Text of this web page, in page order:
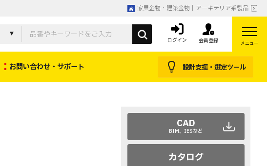
家具金物・建築金物｜アーキテリア系製品
ログイン 会員登録 メニュー
お問い合わせ・サポート 設計支援・選定ツール
CAD
BIM、IESなど
カタログ